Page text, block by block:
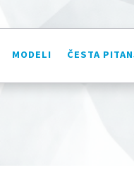
MODELI ČESTA